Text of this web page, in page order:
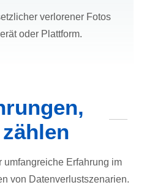
verlorener Fotos
oder Plattform.
umfangreiche Erfahrung im
von Datenverlustszenarien.